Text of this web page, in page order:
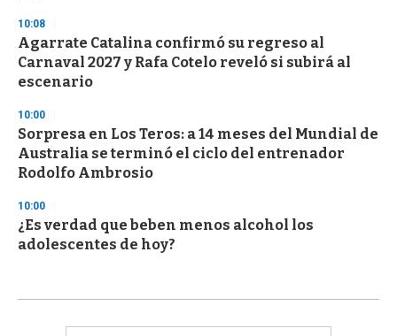
10:08
Agarrate Catalina confirmó su regreso al
Carnaval 2027 y Rafa Cotelo reveló si subirá al
escenario
10:00
Sorpresa en Los Teros: a 14 meses del Mundial de
Australia se terminó el ciclo del entrenador
Rodolfo Ambrosio
10:00
¿Es verdad que beben menos alcohol los
adolescentes de hoy?